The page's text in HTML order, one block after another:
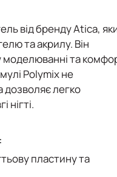
від брендуAtica,
та акрилу. Він
моделюванні та
Polymixне
дозволяє легко
нігті.
пластину та